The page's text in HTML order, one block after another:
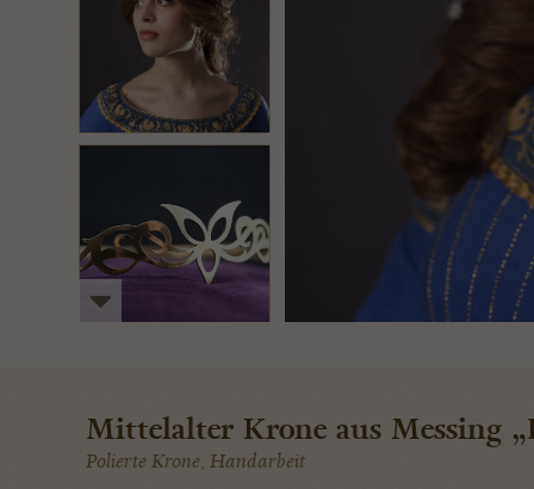
Mittelalter Krone aus Messing
Polierte Krone, Handarbeit